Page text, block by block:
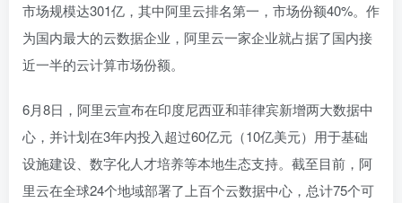
市场规模达301亿，其中阿里云排名第一，市场份额40%。作
为国内最大的云数据企业，阿里云一家企业就占据了国内接
近一半的云计算市场份额。
6月8日，阿里云宣布在印度尼西亚和菲律宾新增两大数据中
心，并计划在3年内投入超过60亿元（10亿美元）用于基础
设施建设、数字化人才培养等本地生态支持。截至目前，阿
里云在全球24个地域部署了上百个云数据中心，总计75个可